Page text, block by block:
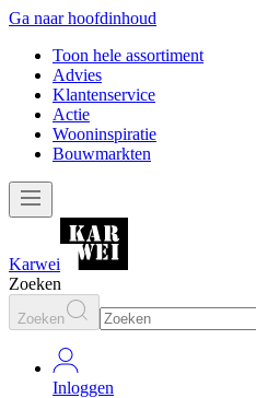
Ga naar hoofdinhoud
Toon hele assortiment
Advies
Klantenservice
Actie
Wooninspiratie
Bouwmarkten
Karwei
Zoeken
Zoeken
Inloggen